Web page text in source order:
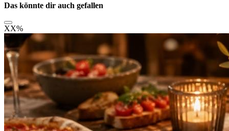
Das könnte dir auch gefallen
XX%